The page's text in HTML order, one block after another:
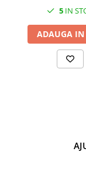
5IN
ADAUGA IN